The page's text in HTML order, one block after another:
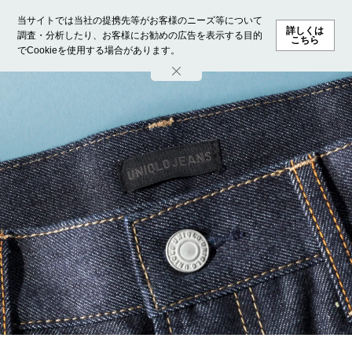
当サイトでは当社の提携先等がお客様のニーズ等について
調査・分析したり、お客様にお勧めの広告を表示する目的
でCookieを使用する場合があります。
詳しくは
こちら
ホーム モデル募集 ランキング ファッション ビューテ